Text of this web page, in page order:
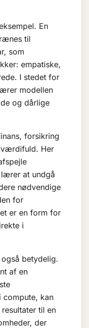
En
til
som
empatiske,
I stedet for
modellen
og dårlige
forsikring
Her
at undgå
nødvendige
for
er en form for
i
betydelig.
af en
compute, kan
til en
der